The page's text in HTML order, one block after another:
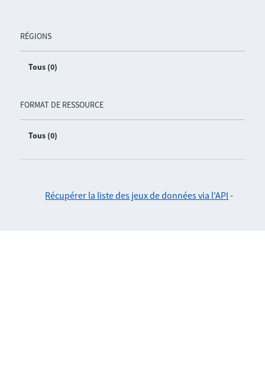
RÉGIONS
Tous (0)
FORMAT DE RESSOURCE
Tous (0)
Récupérer la liste des jeux de données via l'API -